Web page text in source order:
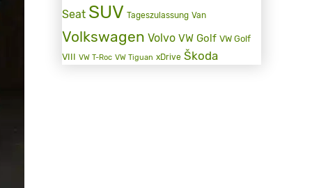
Seat SUV Tageszulassung Van
Volkswagen Volvo VW Golf VW Golf
VIII VW T-Roc VW Tiguan xDrive Škoda